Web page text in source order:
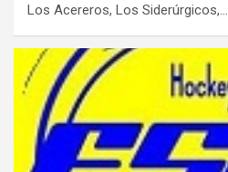
Los Acereros, Los Siderúrgicos,…